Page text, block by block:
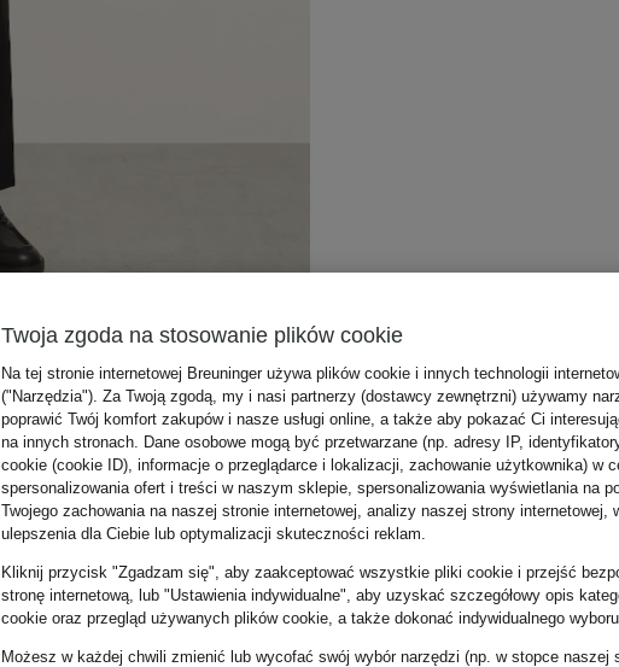
Twoja zgoda na stosowanie plików cookie
Na tej stronie internetowej Breuninger używa plików cookie i innych technologii
("Narzędzia"). Za Twoją zgodą, my i nasi partnerzy (dostawcy zewnętrzni) używamy
poprawić Twój komfort zakupów i nasze usługi online, a także aby pokazać Ci
na innych stronach. Dane osobowe mogą być przetwarzane (np. adresy IP,
cookie (cookie ID), informacje o przeglądarce i lokalizacji, zachowanie użytkownika) w
spersonalizowania ofert i treści w naszym sklepie, spersonalizowania wyświetlania na
Twojego zachowania na naszej stronie internetowej, analizy naszej strony internetowej,
ulepszenia dla Ciebie lub optymalizacji skuteczności reklam.
Kliknij przycisk "Zgadzam się", aby zaakceptować wszystkie pliki cookie i przejść
stronę internetową, lub "Ustawienia indywidualne", aby uzyskać szczegółowy opis
cookie oraz przegląd używanych plików cookie, a także dokonać indywidualnego
Możesz w każdej chwili zmienić lub wycofać swój wybór narzędzi (np. w stopce naszej